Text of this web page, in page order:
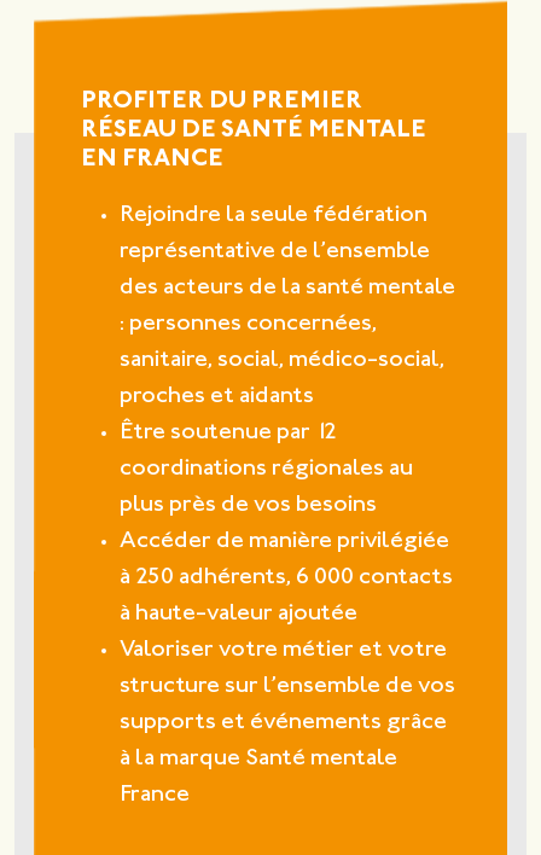
PROFITER DU PREMIER
RÉSEAU DE SANTÉ MENTALE
EN FRANCE
Rejoindre la seule fédération
représentative de l’ensemble
des acteurs de la santé mentale
: personnes concernées,
sanitaire, social, médico-social,
proches et aidants
Être soutenue par 12
coordinations régionales au
plus près de vos besoins
Accéder de manière privilégiée
à 250 adhérents, 6 000 contacts
à haute-valeur ajoutée
Valoriser votre métier et votre
structure sur l’ensemble de vos
supports et événements grâce
à la marque Santé mentale
France